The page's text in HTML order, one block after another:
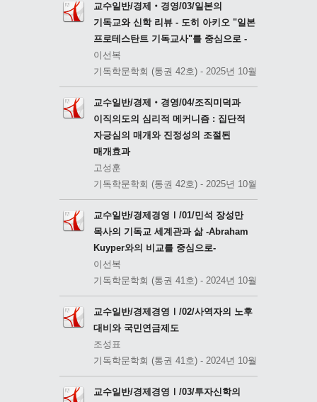
교수일반/경제‧경영/03/일본의
기독교와 신학 리뷰 - 도히 아키오 "일본
프로테스탄트 기독교사"를 중심으로 -
이선복
기독학문학회 (통권 42호) - 2025년 10월
교수일반/경제‧경영/04/조직미덕과
이직의도의 심리적 메커니즘 : 집단적
자긍심의 매개와 진정성의 조절된
매개효과
고성훈
기독학문학회 (통권 42호) - 2025년 10월
교수일반/경제경영Ⅰ/01/민석 장성만
목사의 기독교 세계관과 삶 -Abraham
Kuyper와의 비교를 중심으로-
이선복
기독학문학회 (통권 41호) - 2024년 10월
교수일반/경제경영Ⅰ/02/사역자의 노후
대비와 국민연금제도
조성표
기독학문학회 (통권 41호) - 2024년 10월
교수일반/경제경영Ⅰ/03/투자신학의